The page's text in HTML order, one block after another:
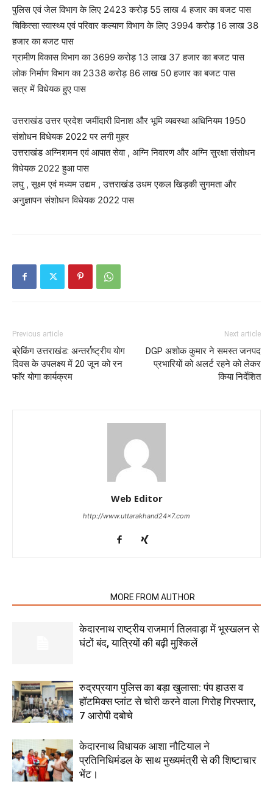
पुलिस एवं जेल विभाग के लिए 2423 करोड़ 55 लाख 4 हजार का बजट पास
चिकित्सा स्वास्थ्य एवं परिवार कल्याण विभाग के लिए 3994 करोड़ 16 लाख 38
हजार का बजट पास
ग्रामीण विकास विभाग का 3699 करोड़ 13 लाख 37 हजार का बजट पास
लोक निर्माण विभाग का 2338 करोड़ 86 लाख 50 हजार का बजट पास
सत्र में विधेयक हुए पास
उत्तराखंड उत्तर प्रदेश जमींदारी विनाश और भूमि व्यवस्था अधिनियम 1950
संशोधन विधेयक 2022 पर लगी मुहर
उत्तराखंड अग्निशमन एवं आपात सेवा , अग्नि निवारण और अग्नि सुरक्षा संसोधन
विधेयक 2022 हुआ पास
लघु , सूक्ष्म एवं मध्यम उद्यम , उत्तराखंड उधम एकल खिड़की सुगमता और
अनुज्ञापन संशोधन विधेयक 2022 पास
Previous article
ब्रेकिंग उत्तराखंड: अन्तर्राष्ट्रीय योग
दिवस के उपलक्ष्य में 20 जून को रन
फाॅर योगा कार्यक्रम
Next article
DGP अशोक कुमार ने समस्त जनपद
प्रभारियों को अलर्ट रहने को लेकर
किया निर्देशित
Web Editor
http://www.uttarakhand24x7.com
MORE FROM AUTHOR
केदारनाथ राष्ट्रीय राजमार्ग तिलवाड़ा में भूस्खलन से
घंटों बंद, यात्रियों की बढ़ी मुश्किलें
रुद्रप्रयाग पुलिस का बड़ा खुलासा: पंप हाउस व
हॉटमिक्स प्लांट से चोरी करने वाला गिरोह गिरफ्तार,
7 आरोपी दबोचे
केदारनाथ विधायक आशा नौटियाल ने
प्रतिनिधिमंडल के साथ मुख्यमंत्री से की शिष्टाचार
भेंट।